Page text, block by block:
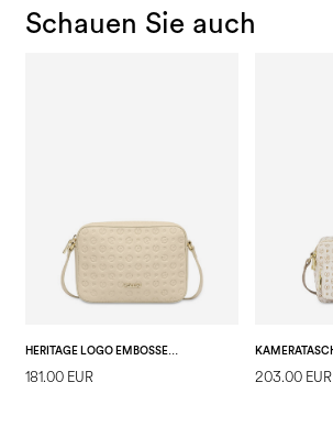
Schauen Sie auch
HERITAGE LOGO EMBOSSED-UMHÄNGETASCHE ELFENBEIN
181.00 EUR 203.00 EUR